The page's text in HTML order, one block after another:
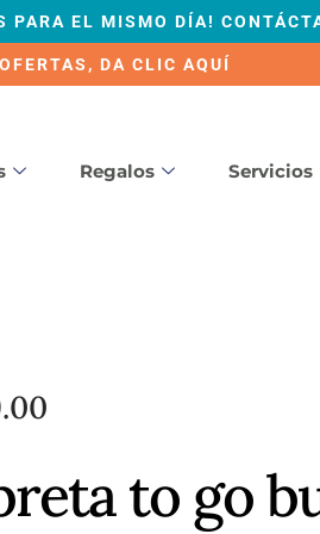
PARA EL MISMO DÍA!
DA CLIC AQUÍ
Regalos Servicios
to go